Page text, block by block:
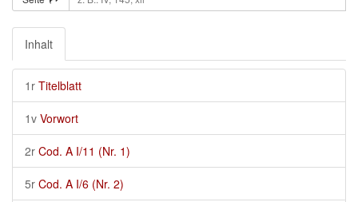
Inhalt
1r Titelblatt
1v Vorwort
2r Cod. A I/11 (Nr. 1)
5r Cod. A I/6 (Nr. 2)